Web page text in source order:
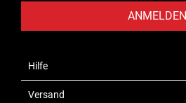
ANMELDEN
Hilfe
Versand